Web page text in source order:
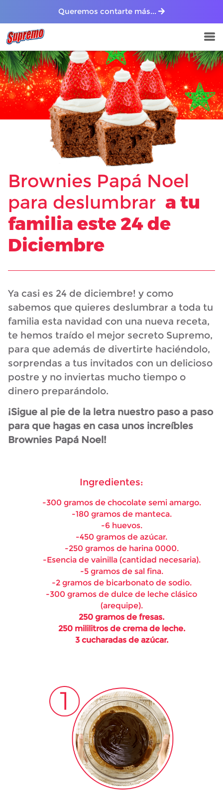
Queremos contarte más...
Brownies Papá Noel
para deslumbrar a tu
familia este 24 de
Diciembre
Ya casi es 24 de diciembre! y como
sabemos que quieres deslumbrar a toda tu
familia esta navidad con una nueva receta,
te hemos traído el mejor secreto Supremo,
para que además de divertirte haciéndolo,
sorprendas a tus invitados con un delicioso
postre y no inviertas mucho tiempo o
dinero preparándolo.
¡Sigue al pie de la letra nuestro paso a paso
para que hagas en casa unos increíbles
Brownies Papá Noel!
Ingredientes:
-300 gramos de chocolate semi amargo.
-180 gramos de manteca.
-6 huevos.
-450 gramos de azúcar.
-250 gramos de harina 0000.
-Esencia de vainilla (cantidad necesaria).
-5 gramos de sal fina.
-2 gramos de bicarbonato de sodio.
-300 gramos de dulce de leche clásico
(arequipe).
250 gramos de fresas.
250 mililitros de crema de leche.
3 cucharadas de azúcar.